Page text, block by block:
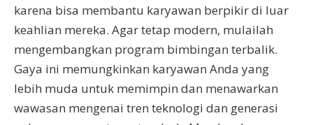
karena bisa membantu karyawan berpikir di luar
keahlian mereka. Agar tetap modern, mulailah
mengembangkan program bimbingan terbalik.
Gaya ini memungkinkan karyawan Anda yang
lebih muda untuk memimpin dan menawarkan
wawasan mengenai tren teknologi dan generasi